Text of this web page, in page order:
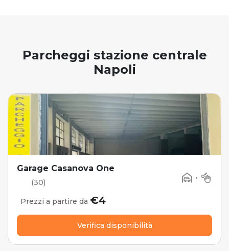
Parcheggi stazione centrale
Napoli
Garage Casanova One
(30) •
Prezzi a partire da €4
Verifica disponibilità